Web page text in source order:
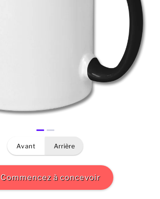
avant arrière
Commencez à concevoir